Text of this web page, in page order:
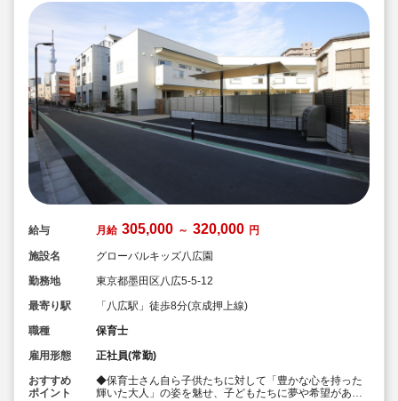
給与 月給 305,000 ～ 320,000 円
施設名
グローバルキッズ八広園
勤務地
東京都墨田区八広5-5-12
最寄り駅
「八広駅」徒歩8分(京成押上線)
職種
保育士
雇用形態
正社員(常勤)
おすすめ
ポイント
◆保育士さん自ら子供たちに対して「豊かな心を持った
輝いた大人」の姿を魅せ、子どもたちに夢や希望がある